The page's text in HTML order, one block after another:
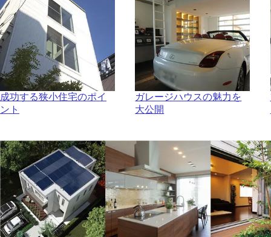
成功する狭小住宅のポイ
ント
ガレージハウスの魅力を
大公開